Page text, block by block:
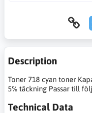
Description
Toner 718 cyan toner
5% täckning Passar till
Technical Data